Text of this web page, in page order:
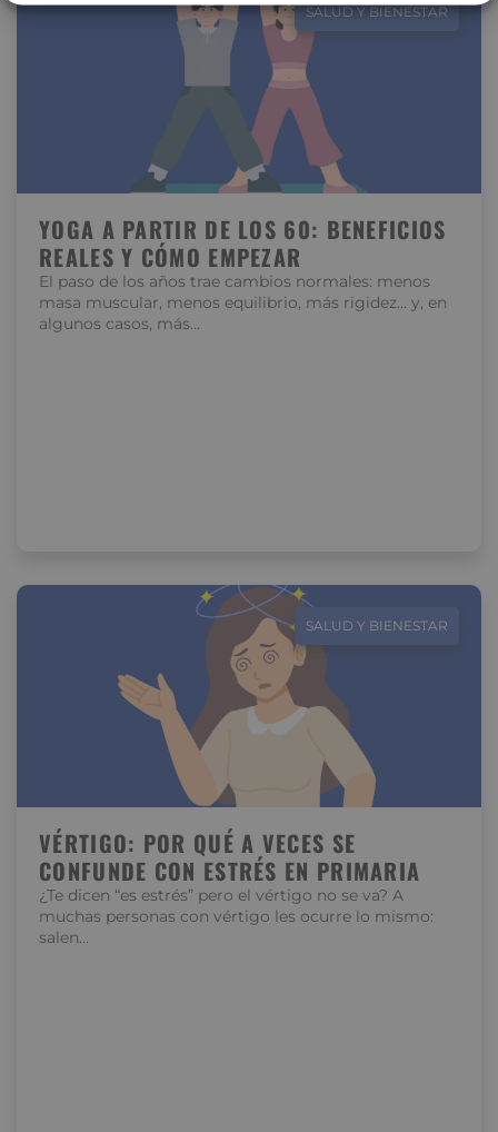
SALUD Y BIENESTAR
YOGA A PARTIR DE LOS 60: BENEFICIOS
REALES Y CÓMO EMPEZAR
El paso de los años trae cambios normales: menos
masa muscular, menos equilibrio, más rigidez… y, en
algunos casos, más…
SALUD Y BIENESTAR
VÉRTIGO: POR QUÉ A VECES SE
CONFUNDE CON ESTRÉS EN PRIMARIA
¿Te dicen “es estrés” pero el vértigo no se va? A
muchas personas con vértigo les ocurre lo mismo:
salen…